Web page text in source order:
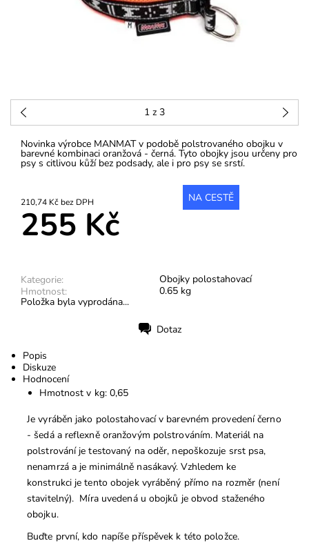
1 z 3
Novinka výrobce MANMAT v podobě polstrovaného obojku v
barevné kombinaci oranžová - černá. Tyto obojky jsou určeny pro
psy s citlivou kůží bez podsady, ale i pro psy se srstí.
210,74 Kč bez DPH NA CESTĚ
255 Kč
Kategorie:
Obojky polostahovací
Hmotnost:
0.65 kg
Položka byla vyprodána...
Dotaz
Popis
Diskuze
Hodnocení
Hmotnost v kg: 0,65
Je vyráběn jako polostahovací v barevném provedení černo
- šedá a reflexně oranžovým polstrováním. Materiál na
polstrování je testovaný na oděr, nepoškozuje srst psa,
nenamrzá a je minimálně nasákavý. Vzhledem ke
konstrukci je tento obojek vyráběný přímo na rozměr (není
stavitelný). Míra uvedená u obojků je obvod staženého
obojku.
Buďte první, kdo napíše příspěvek k této položce.